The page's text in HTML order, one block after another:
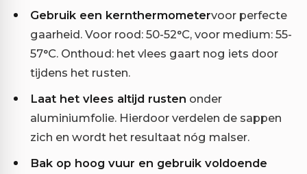
Gebruik een kernthermometervoor perfecte
gaarheid. Voor rood: 50-52°C, voor medium: 55-
57°C. Onthoud: het vlees gaart nog iets door
tijdens het rusten.
Laat het vlees altijd rusten onder
aluminiumfolie. Hierdoor verdelen de sappen
zich en wordt het resultaat nóg malser.
Bak op hoog vuur en gebruik voldoende